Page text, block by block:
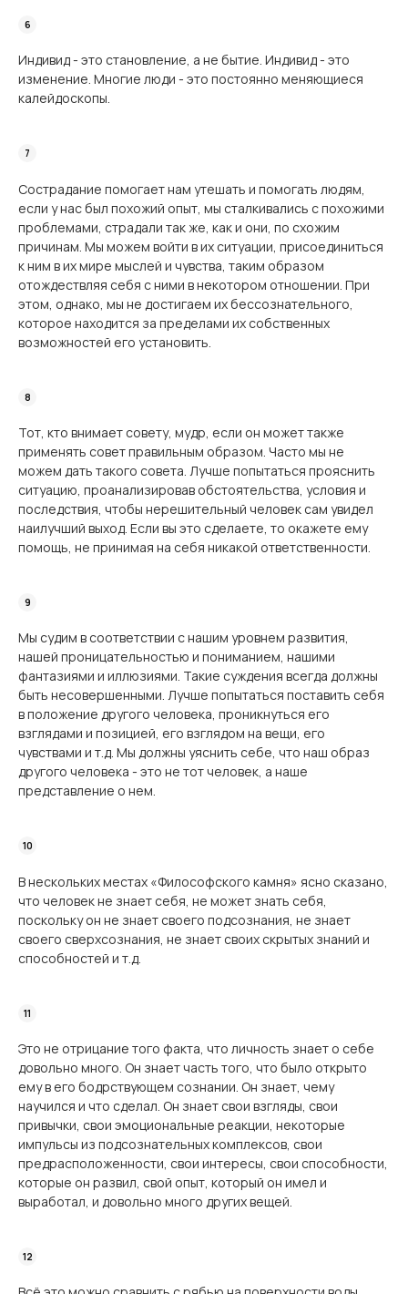
Индивид - это становление, а не бытие. Индивид - это
изменение. Многие люди - это постоянно меняющиеся
калейдоскопы.
Сострадание помогает нам утешать и помогать людям,
если у нас был похожий опыт, мы сталкивались с похожими
проблемами, страдали так же, как и они, по схожим
причинам. Мы можем войти в их ситуации, присоединиться
к ним в их мире мыслей и чувства, таким образом
отождествляя себя с ними в некотором отношении. При
этом, однако, мы не достигаем их бессознательного,
которое находится за пределами их собственных
возможностей его установить.
Тот, кто внимает совету, мудр, если он может также
применять совет правильным образом. Часто мы не
можем дать такого совета. Лучше попытаться прояснить
ситуацию, проанализировав обстоятельства, условия и
последствия, чтобы нерешительный человек сам увидел
наилучший выход. Если вы это сделаете, то окажете ему
помощь, не принимая на себя никакой ответственности.
Мы судим в соответствии с нашим уровнем развития,
нашей проницательностью и пониманием, нашими
фантазиями и иллюзиями. Такие суждения всегда должны
быть несовершенными. Лучше попытаться поставить себя
в положение другого человека, проникнуться его
взглядами и позицией, его взглядом на вещи, его
чувствами и т.д. Мы должны уяснить себе, что наш образ
другого человека - это не тот человек, а наше
представление о нем.
В нескольких местах «Философского камня» ясно сказано,
что человек не знает себя, не может знать себя,
поскольку он не знает своего подсознания, не знает
своего сверхсознания, не знает своих скрытых знаний и
способностей и т.д.
Это не отрицание того факта, что личность знает о себе
довольно много. Он знает часть того, что было открыто
ему в его бодрствующем сознании. Он знает, чему
научился и что сделал. Он знает свои взгляды, свои
привычки, свои эмоциональные реакции, некоторые
импульсы из подсознательных комплексов, свои
предрасположенности, свои интересы, свои способности,
которые он развил, свой опыт, который он имел и
выработал, и довольно много других вещей.